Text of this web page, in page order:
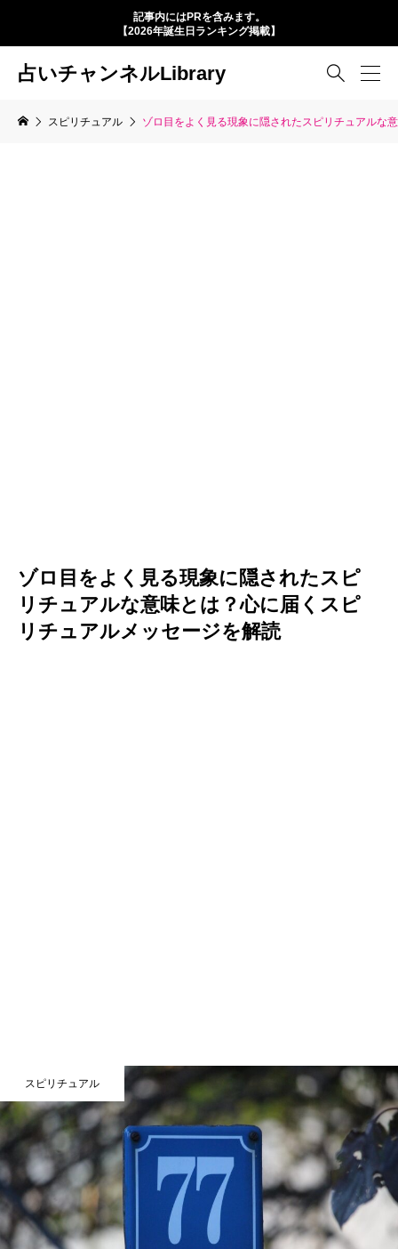
記事内にはPRを含みます。
【2026年誕生日ランキング掲載】
占いチャンネルLibrary 
スピリチュアル ゾロ目をよく見る現象に隠されたスピリチュアルな
ゾロ目をよく見る現象に隠されたスピ
リチュアルな意味とは？心に届くスピ
リチュアルメッセージを解読
スピリチュアル